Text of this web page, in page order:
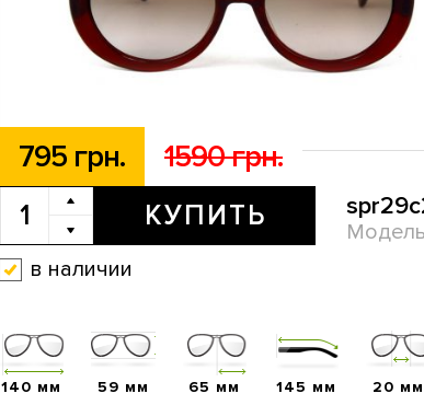
795 грн. 1590 грн.
КУПИТЬ
Модель
в наличии
140 мм
59 мм 65 мм 145 мм 20 мм